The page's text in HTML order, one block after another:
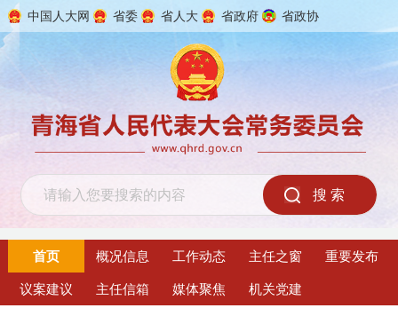
中国人大网 省委 省人大 省政府 省政协
首页 概况信息 工作动态 主任之窗 重要发布
议案建议 主任信箱 媒体聚焦 机关党建